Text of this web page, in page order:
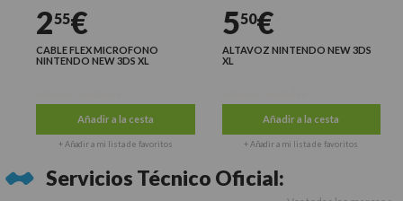
255€
CABLE FLEX MICROFONO
NINTENDO NEW 3DS XL
Añadir a la cesta
+ Añadir a mi lista de favoritos
550€
ALTAVOZ NINTENDO NEW 3DS
XL
Añadir a la cesta
+ Añadir a mi lista de favoritos
Servicios Técnico Oficial: